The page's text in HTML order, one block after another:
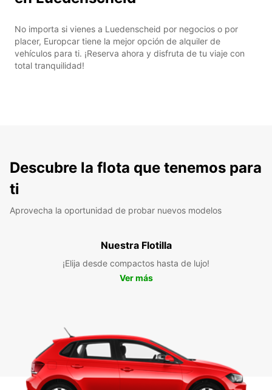
No importa si vienes a Luedenscheid por negocios o por
placer, Europcar tiene la mejor opción de alquiler de
vehículos para ti. ¡Reserva ahora y disfruta de tu viaje con
total tranquilidad!
Descubre la flota que tenemos para
ti
Aprovecha la oportunidad de probar nuevos modelos
Nuestra Flotilla
¡Elija desde compactos hasta de lujo!
Ver más